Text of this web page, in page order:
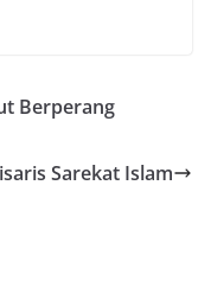
Berperang
Sarekat Islam